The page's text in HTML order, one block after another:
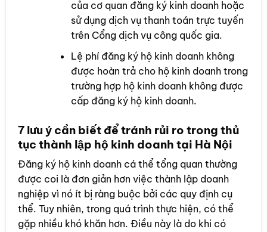
của cơ quan đăng ký kinh doanh hoặc
sử dụng dịch vụ thanh toán trực tuyến
trên Cổng dịch vụ công quốc gia.
Lệ phí đăng ký hộ kinh doanh không
được hoàn trả cho hộ kinh doanh trong
trường hợp hộ kinh doanh không được
cấp đăng ký hộ kinh doanh.
7 lưu ý cần biết để tránh rủi ro trong thủ
tục thành lập hộ kinh doanh tại Hà Nội
Đăng ký hộ kinh doanh cá thể tổng quan thường
được coi là đơn giản hơn việc thành lập doanh
nghiệp vì nó ít bị ràng buộc bởi các quy định cụ
thể. Tuy nhiên, trong quá trình thực hiện, có thể
gặp nhiều khó khăn hơn. Điều này là do khi có